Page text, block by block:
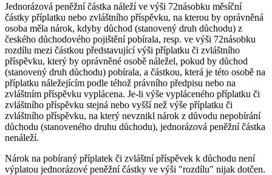
Jednorázová peněžní částka náleží ve výši 72násobku měsíční
částky příplatku nebo zvláštního příspěvku, na kterou by oprávněná
osoba měla nárok, kdyby důchod (stanovený druh důchodu) z
českého důchodového pojištění pobírala, resp. ve výši 72násobku
rozdílu mezi částkou představující výši příplatku či zvláštního
příspěvku, který by oprávněné osobě náležel, pokud by důchod
(stanovený druh důchodu) pobírala, a částkou, která je této osobě na
příplatku náležejícím podle téhož právního předpisu nebo na
zvláštním příspěvku vyplácena. Je-li výše vypláceného příplatku či
zvláštního příspěvku stejná nebo vyšší než výše příplatku či
zvláštního příspěvku, na který nevznikl nárok z důvodu nepobírání
důchodu (stanoveného druhu důchodu), jednorázová peněžní částka
nenáleží.
Nárok na pobíraný příplatek či zvláštní příspěvek k důchodu není
výplatou jednorázové peněžní částky ve výši "rozdílu" nijak dotčen.